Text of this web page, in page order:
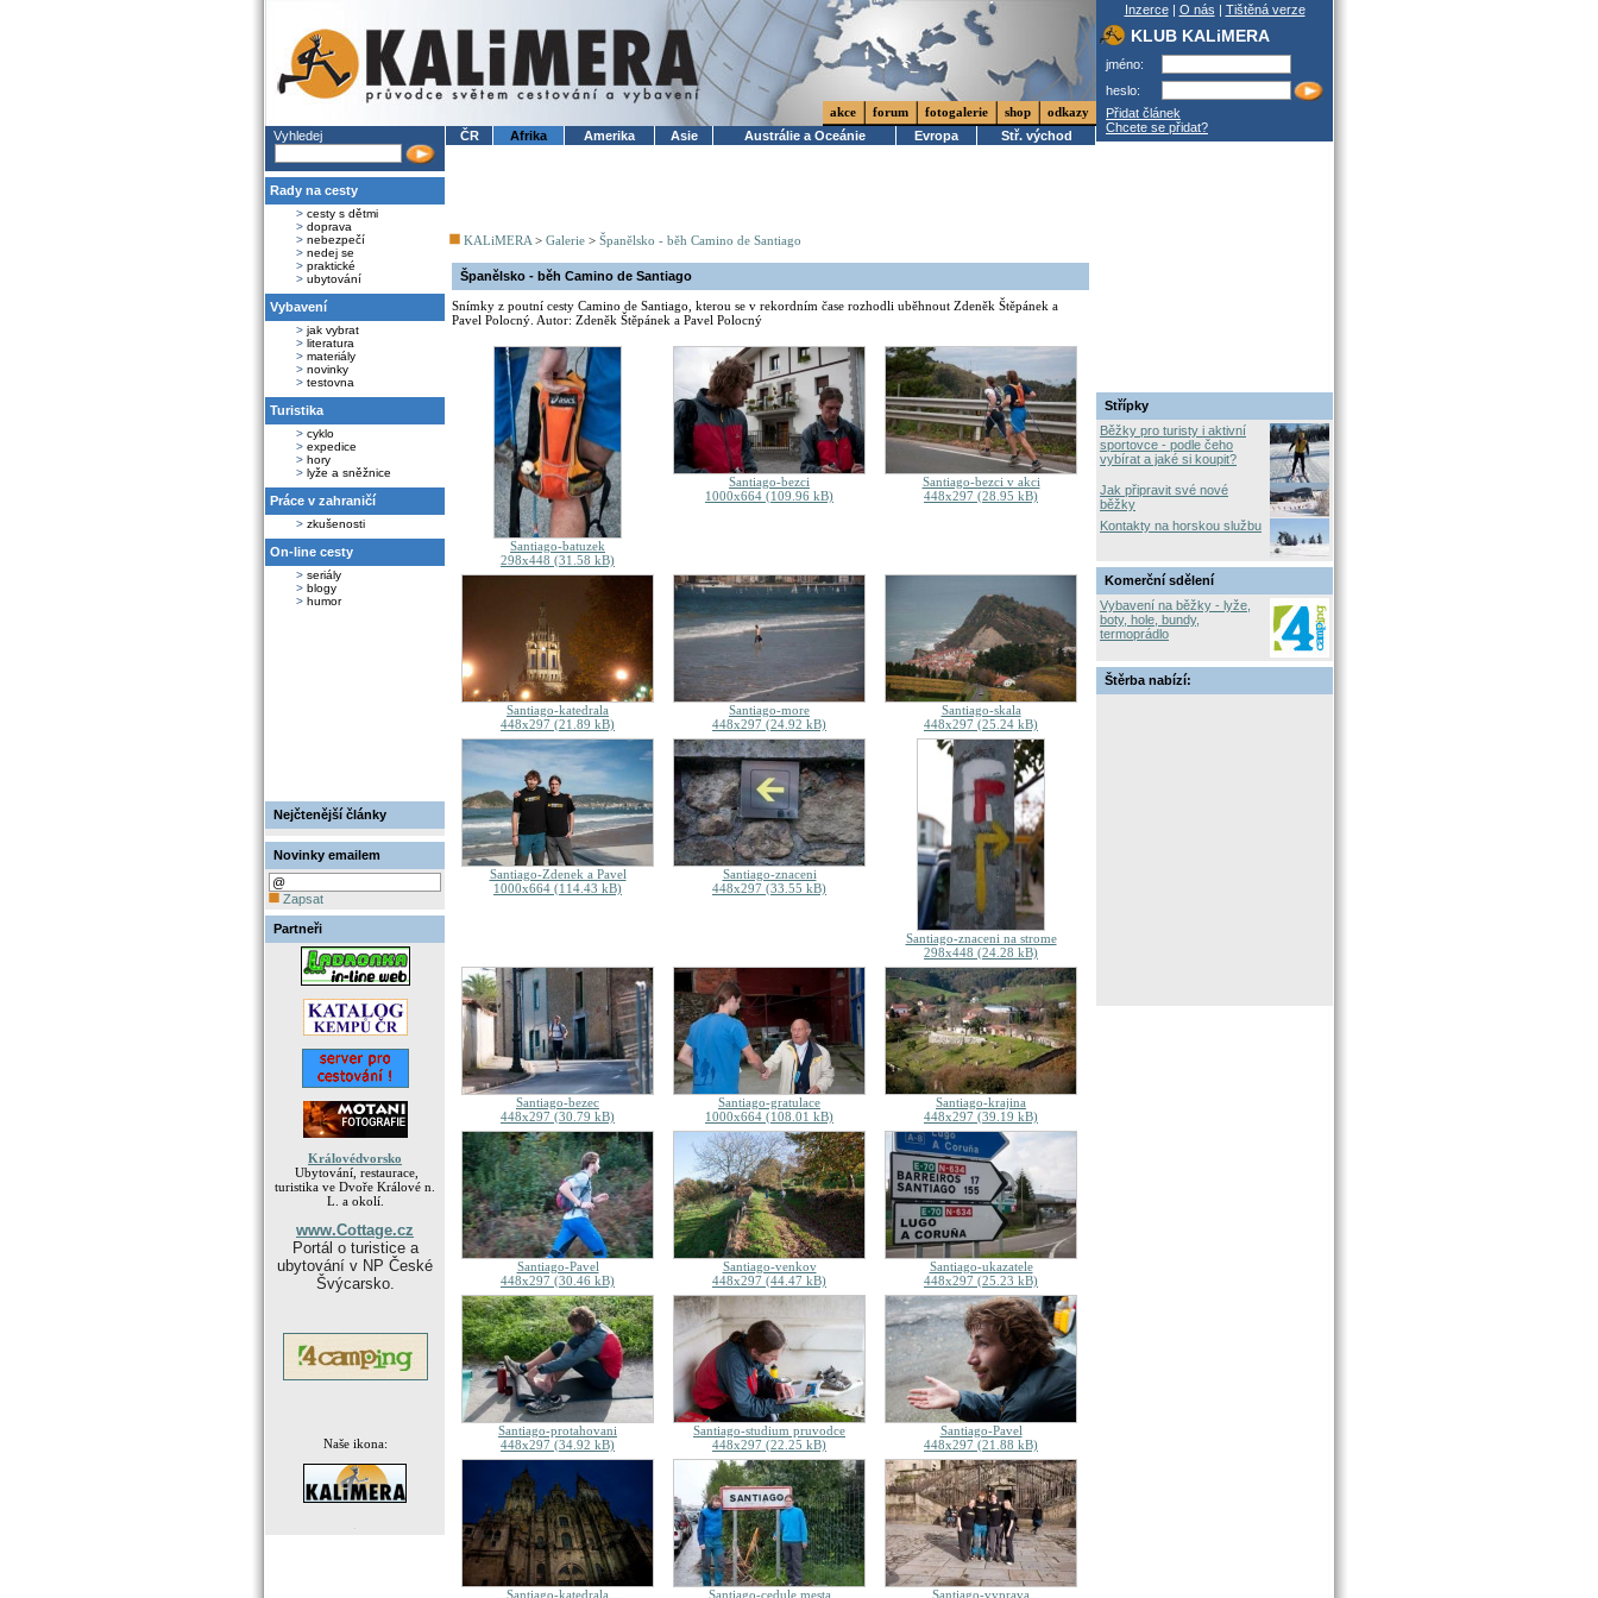
Vyhledej
Rady na cesty
> cesty s dětmi
> doprava
> nebezpečí
> nedej se
> praktické
> ubytování
Vybavení
> jak vybrat
> literatura
> materiály
> novinky
> testovna
Turistika
> cyklo
> expedice
> hory
> lyže a sněžnice
Práce v zahraničí
> zkušenosti
On-line cesty
> seriály
> blogy
> humor
Nejčtenější články
Novinky emailem
Zapsat
Partneři
Královédvorsko
Ubytování, restaurace,
turistika ve Dvoře Králové n.
L. a okolí.
www.Cottage.cz
Portál o turistice a
ubytování v NP České
Švýcarsko.
Naše ikona:
akce forum fotogalerie shop
odkazy
ČR
Afrika Amerika Asie Austrálie a Oceánie Evropa Stř. východ
KALiMERA > Galerie > Španělsko - běh Camino de Santiago
Španělsko - běh Camino de Santiago
Snímky z poutní cesty Camino de Santiago, kterou se v rekordním čase rozhodli uběhnout Zdeněk Štěpánek a
Pavel Polocný. Autor: Zdeněk Štěpánek a Pavel Polocný
Santiago-batuzek
298x448 (31.58 kB)
Santiago-bezci
1000x664 (109.96 kB)
Santiago-bezci v akci
448x297 (28.95 kB)
Santiago-katedrala
448x297 (21.89 kB)
Santiago-more
448x297 (24.92 kB)
Santiago-skala
448x297 (25.24 kB)
Santiago-Zdenek a Pavel
1000x664 (114.43 kB)
Santiago-znaceni
448x297 (33.55 kB)
Santiago-znaceni na strome
298x448 (24.28 kB)
Santiago-bezec
448x297 (30.79 kB)
Santiago-gratulace
1000x664 (108.01 kB)
Santiago-krajina
448x297 (39.19 kB)
Santiago-Pavel
448x297 (30.46 kB)
Santiago-venkov
448x297 (44.47 kB)
Santiago-ukazatele
448x297 (25.23 kB)
Santiago-protahovani
448x297 (34.92 kB)
Santiago-studium pruvodce
448x297 (22.25 kB)
Santiago-Pavel
448x297 (21.88 kB)
Santiago-katedrala Santiago-cedule mesta Santiago-vyprava
Inzerce| O nás | Tištěná verze
KLUB KALiMERA
jméno:
heslo:
Přidat článek
Chcete se přidat?
Střípky
Běžky pro turisty i aktivní
sportovce - podle čeho
vybírat a jaké si koupit?
Jak připravit své nové
běžky
Kontakty na horskou službu
Komerční sdělení
Vybavení na běžky - lyže,
boty, hole, bundy,
termoprádlo
Štěrba nabízí: